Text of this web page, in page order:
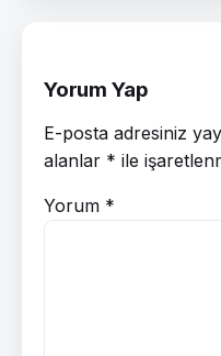
Yorum Yap
E-posta adresiniz
alanlar * ile
Yorum *